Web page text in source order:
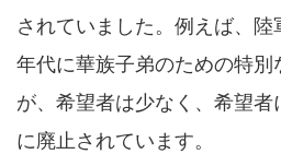
されていました。例えば、
年代に華族子弟のための特別
が、希望者は少なく、希望
に廃止されています。